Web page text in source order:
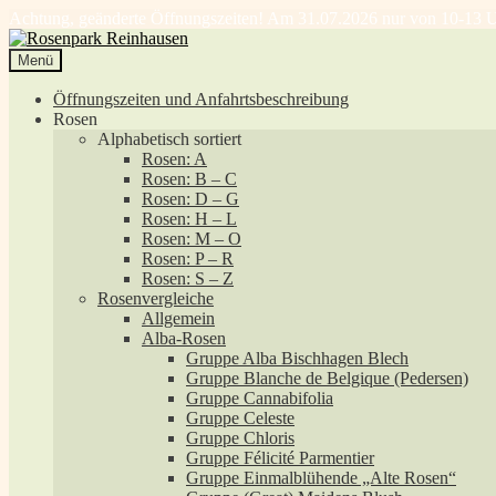
Achtung, geänderte Öffnungszeiten! Am 31.07.2026 nur von 10-13
Zur
Navigation
springen
Zum
Inhalt
springen
Menü
Öffnungszeiten und Anfahrtsbeschreibung
Rosen
Alphabetisch sortiert
Rosen: A
Rosen: B – C
Rosen: D – G
Rosen: H – L
Rosen: M – O
Rosen: P – R
Rosen: S – Z
Rosenvergleiche
Allgemein
Alba-Rosen
Gruppe Alba Bischhagen Blech
Gruppe Blanche de Belgique (Pedersen)
Gruppe Cannabifolia
Gruppe Celeste
Gruppe Chloris
Gruppe Félicité Parmentier
Gruppe Einmalblühende „Alte Rosen“